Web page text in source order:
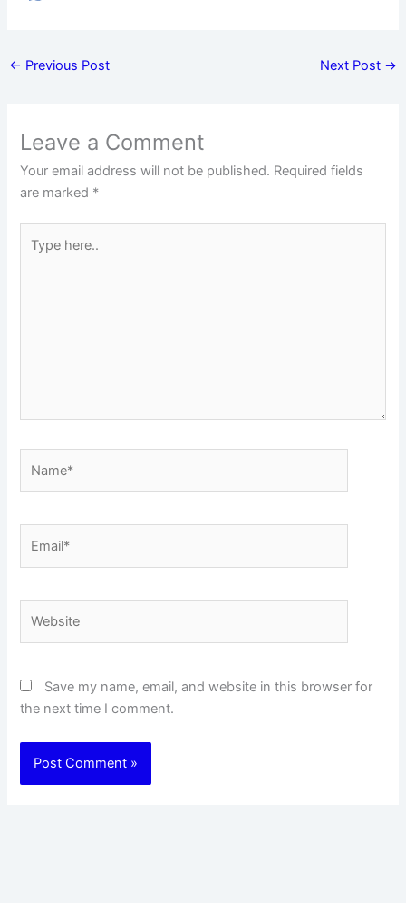
← Previous Post Next Post →
Leave a Comment
Your email address will not be published. Required fields
are marked *
here..
Save my name, email, and website in this browser for
the next time I comment.